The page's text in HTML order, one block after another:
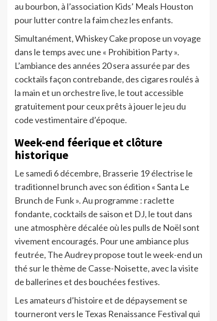
au bourbon, à l’association Kids’ Meals Houston
pour lutter contre la faim chez les enfants.
Simultanément, Whiskey Cake propose un voyage
dans le temps avec une « Prohibition Party ».
L’ambiance des années 20 sera assurée par des
cocktails façon contrebande, des cigares roulés à
la main et un orchestre live, le tout accessible
gratuitement pour ceux prêts à jouer le jeu du
code vestimentaire d’époque.
Week-end féerique et clôture
historique
Le samedi 6 décembre, Brasserie 19 électrise le
traditionnel brunch avec son édition « Santa Le
Brunch de Funk ». Au programme : raclette
fondante, cocktails de saison et DJ, le tout dans
une atmosphère décalée où les pulls de Noël sont
vivement encouragés. Pour une ambiance plus
feutrée, The Audrey propose tout le week-end un
thé sur le thème de Casse-Noisette, avec la visite
de ballerines et des bouchées festives.
Les amateurs d’histoire et de dépaysement se
tourneront vers le Texas Renaissance Festival qui